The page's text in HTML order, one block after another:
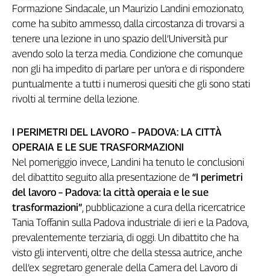
La
settimana
Collettiva
Girasoli
Il
Sassolino
Linea
It
Easy
Inserti
Idea
Diffusa
InFlai
Le
trasmissioni
tv
Formazione Sindacale, un Maurizio Landini emozionato,
come ha subito ammesso, dalla circostanza di trovarsi a
tenere una lezione in uno spazio dell’Università pur
avendo solo la terza media. Condizione che comunque
non gli ha impedito di parlare per un’ora e di rispondere
puntualmente a tutti i numerosi quesiti che gli sono stati
rivolti al termine della lezione.
I PERIMETRI DEL LAVORO – PADOVA: LA CITTÀ
OPERAIA E LE SUE TRASFORMAZIONI
Nel pomeriggio invece, Landini ha tenuto le conclusioni
del dibattito seguito alla presentazione de “I perimetri
del lavoro – Padova: la città operaia e le sue
trasformazioni”, pubblicazione a cura della ricercatrice
Tania Toffanin sulla Padova industriale di ieri e la Padova,
prevalentemente terziaria, di oggi. Un dibattito che ha
visto gli interventi, oltre che della stessa autrice, anche
dell’ex segretaro generale della Camera del Lavoro di